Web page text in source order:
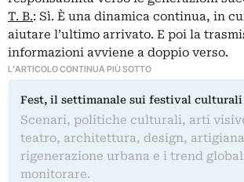
T. B.: Sì. È una dinamica continua, in
aiutare l’ultimo arrivato. E poi la
informazioni avviene a doppio verso.
L'ARTICOLO CONTINUA PIÙ SOTTO
Fest, il settimanale sui festival culturali
Scenari, politiche culturali, arti
teatro, architettura, design,
rigenerazione urbana e i trend
monitorare.